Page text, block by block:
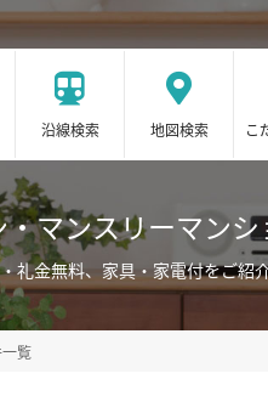
沿線検索 地図検索 こ
マンスリーマン
金無料、家具・家電付をご紹
覧